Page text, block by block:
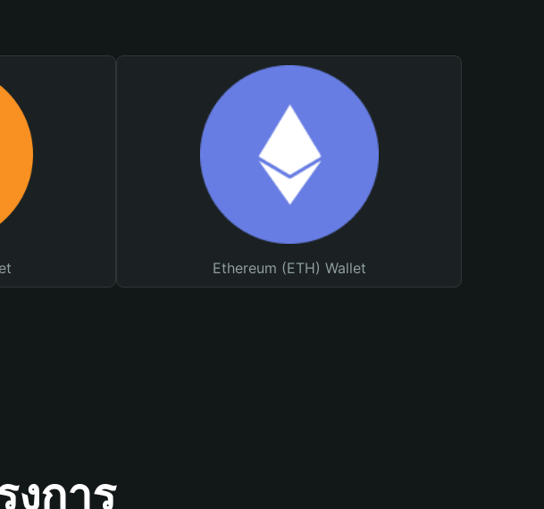
Ethereum (ETH) Wallet
การ